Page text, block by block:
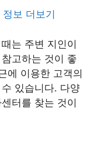
보 더보기
는 주변 지인이
고하는 것이 좋
에 이용한 고객의
있습니다. 다양
터를 찾는 것이